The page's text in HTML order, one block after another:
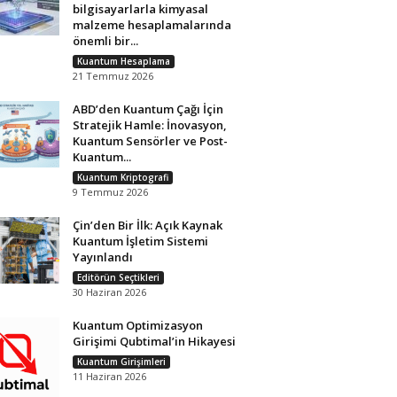
bilgisayarlarla kimyasal
malzeme hesaplamalarında
önemli bir...
Kuantum Hesaplama
21 Temmuz 2026
ABD’den Kuantum Çağı İçin
Stratejik Hamle: İnovasyon,
Kuantum Sensörler ve Post-
Kuantum...
Kuantum Kriptografi
9 Temmuz 2026
Çin’den Bir İlk: Açık Kaynak
Kuantum İşletim Sistemi
Yayınlandı
Editörün Seçtikleri
30 Haziran 2026
Kuantum Optimizasyon
Girişimi Qubtimal’in Hikayesi
Kuantum Girişimleri
11 Haziran 2026